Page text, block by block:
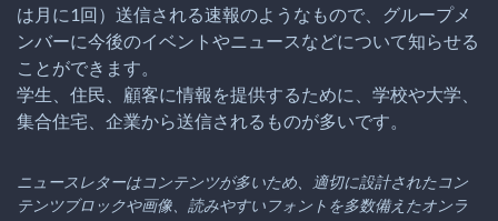
は月に1回）送信される速報のようなもので、グループメ
ンバーに今後のイベントやニュースなどについて知らせる
ことができます。
学生、住民、顧客に情報を提供するために、学校や大学、
集合住宅、企業から送信されるものが多いです。
ニュースレターはコンテンツが多いため、適切に設計されたコン
テンツブロックや画像、読みやすいフォントを多数備えたオンラ